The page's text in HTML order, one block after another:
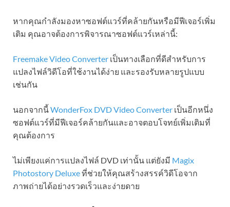
หากคุณกำลังมองหาซอฟต์แวร์ที่คล้ายกันหรือมีฟีเจอร์เพิ่ม
เติม คุณอาจต้องการพิจารณาซอฟต์แวร์เหล่านี้:
Freemake Video Converter เป็นทางเลือกที่ดีสำหรับการ
แปลงไฟล์วิดีโอที่ใช้งานได้ง่าย และรองรับหลายรูปแบบ
เช่นกัน
นอกจากนี้WonderFox DVD Video Converter เป็นอีกหนึ่ง
ซอฟต์แวร์ที่มีฟีเจอร์คล้ายกันและอาจตอบโจทย์เพิ่มเติมที่
คุณต้องการ
ไม่เพียงแค่การแปลงไฟล์ DVD เท่านั้น แต่ยังมี Magix
Photostory Deluxeที่ช่วยให้คุณสร้างสรรค์วิดีโอจาก
ภาพถ่ายได้อย่างรวดเร็วและง่ายดาย